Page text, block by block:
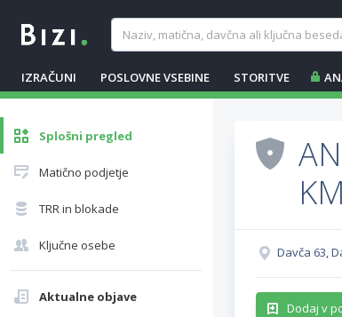
IZRAČUNI POSLOVNE VSEBINE STORITVE
Splošni pregled
Matično podjetje
TRR in blokade
Ključne osebe
Aktualne objave
Davča 63,
Dodaj v